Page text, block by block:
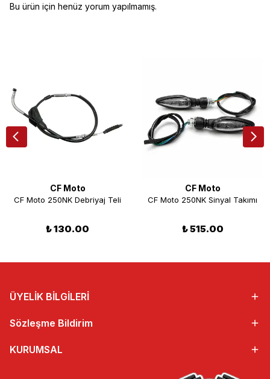
Bu ürün için henüz yorum yapılmamış.
CF Moto
CF Moto 250NK Debriyaj Teli
₺ 130.00
CF Moto
CF Moto 250NK Sinyal Takımı
₺ 515.00
ÜYELİK BİLGİLERİ
Sözleşme Bildirim
KURUMSAL